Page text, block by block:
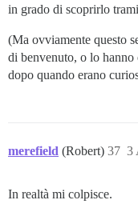
in grado di scoprirlo
(Ma ovviamente questo
di benvenuto, o lo hanno
dopo quando erano
merefield (Robert) 3
37
In realtà mi colpisce.